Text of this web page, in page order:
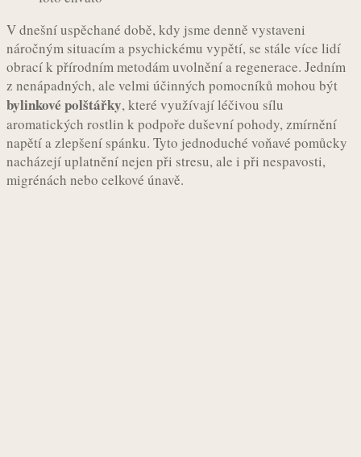
V dnešní uspěchané době, kdy jsme denně vystaveni
náročným situacím a psychickému vypětí, se stále více lidí
obrací k přírodním metodám uvolnění a regenerace. Jedním
z nenápadných, ale velmi účinných pomocníků mohou být
bylinkové polštářky, které využívají léčivou sílu
aromatických rostlin k podpoře duševní pohody, zmírnění
napětí a zlepšení spánku. Tyto jednoduché voňavé pomůcky
nacházejí uplatnění nejen při stresu, ale i při nespavosti,
migrénách nebo celkové únavě.